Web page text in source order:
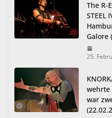
The R-
STEEL
Galore
25.
wehrte
war